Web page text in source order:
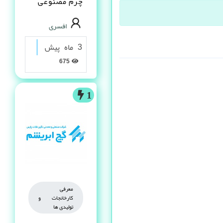
PVC در شیراز
افسری
3 ماه پیش
1
معرفی
کارخانجات و
تولیدی ها